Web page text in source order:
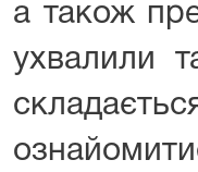
а також
ухвалили